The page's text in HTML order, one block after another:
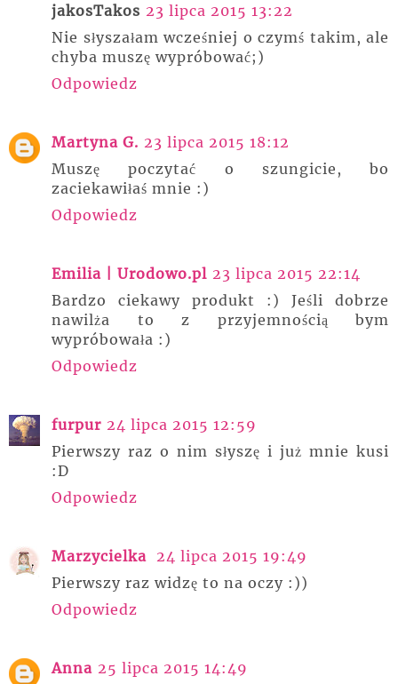
jakosTakos 23 lipca 2015 13:22
Nie słyszałam wcześniej o czymś takim, ale
chyba muszę wypróbować;)
Odpowiedz
Martyna G. 23 lipca 2015 18:12
Muszę poczytać o szungicie, bo
zaciekawiłaś mnie :)
Odpowiedz
Emilia | Urodowo.pl 23 lipca 2015 22:14
Bardzo ciekawy produkt :) Jeśli dobrze
nawilża to z przyjemnością bym
wypróbowała :)
Odpowiedz
furpur 24 lipca 2015 12:59
Pierwszy raz o nim słyszę i już mnie kusi
:D
Odpowiedz
Marzycielka 24 lipca 2015 19:49
Pierwszy raz widzę to na oczy :))
Odpowiedz
Anna 25 lipca 2015 14:49